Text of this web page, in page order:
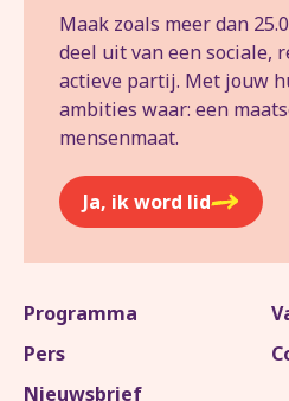
Maak zoals meer dan
deel uit van een sociale,
actieve partij. Met jouw
ambities waar: een
mensenmaat.
Ja, ik word lid
Programma
Pers
Nieuwsbrief